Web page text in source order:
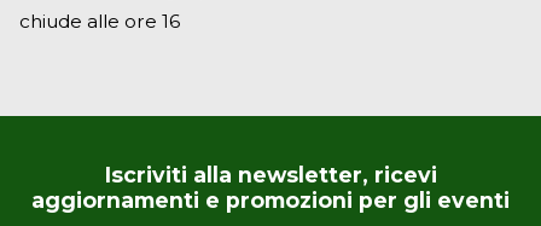
chiude alle ore 16
Iscriviti alla newsletter, ricevi
aggiornamenti e promozioni per gli eventi